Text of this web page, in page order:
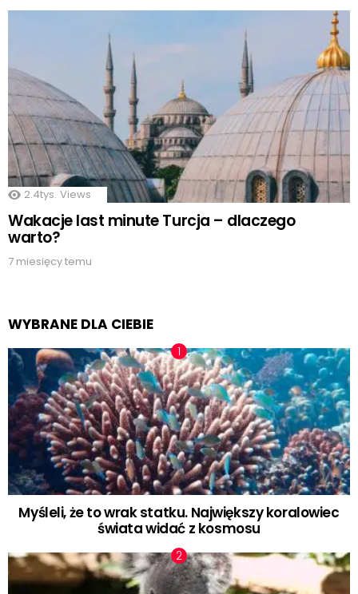
2.4tys. Views
Wakacje last minute Turcja – dlaczego
warto?
7 miesięcy temu
WYBRANE DLA CIEBIE
Myśleli, że to wrak statku. Największy koralowiec
świata widać z kosmosu